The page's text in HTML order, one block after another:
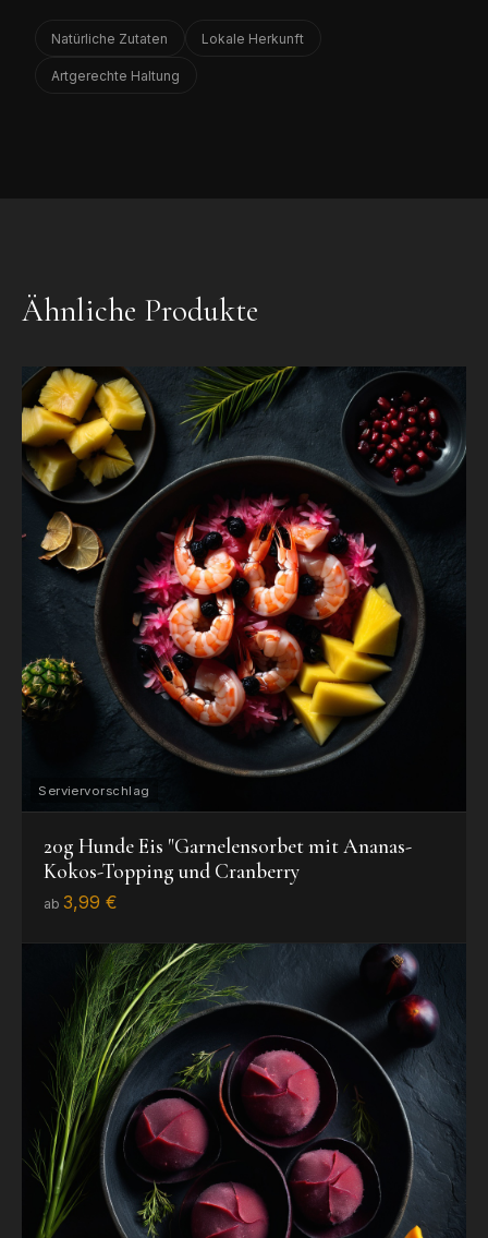
Natürliche Zutaten Lokale Herkunft
Artgerechte Haltung
Ähnliche Produkte
20g Hunde Eis "Garnelensorbet mit Ananas-
Kokos-Topping und Cranberry
ab 3,99 €